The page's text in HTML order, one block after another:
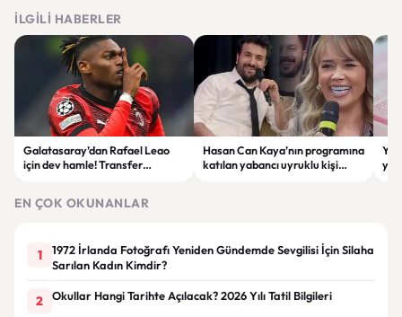
İLGILI HABERLER
Galatasaray’dan Rafael Leao
için dev hamle! Transfer
Hasan Can Kaya’nın programına
katılan yabancı uyruklu kişi
EN ÇOK OKUNANLAR
1
1972 İrlanda Fotoğrafı Yeniden Gündemde Sevgilisi İçin Silaha
Sarılan Kadın Kimdir?
2 Okullar Hangi Tarihte Açılacak? 2026 Yılı Tatil Bilgileri